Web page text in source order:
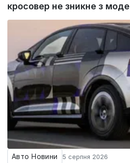
кросовер не зникне з
Авто Новини 5 серпня 2026